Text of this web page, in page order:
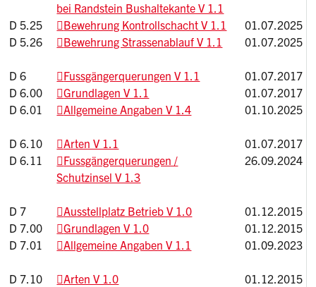
bei Randstein Bushaltekante V 1.1
D 5.25 Bewehrung Kontrollschacht V 1.1
01.07.2025
D 5.26
Bewehrung Strassenablauf V 1.1 01.07.2025
D 6 Fussgängerquerungen V 1.1
01.07.2017
D 6.00
Grundlagen V 1.1
01.07.2017
D 6.01
Allgemeine Angaben V 1.4 01.10.2025
D 6.10 Arten V 1.1
01.07.2017
D 6.11
Fussgängerquerungen /
Schutzinsel V 1.3
26.09.2024
D 7 Ausstellplatz Betrieb V 1.0
01.12.2015
D 7.00
Grundlagen V 1.0
01.12.2015
D 7.01
Allgemeine Angaben V 1.1 01.09.2023
D 7.10 Arten V 1.0
01.12.2015